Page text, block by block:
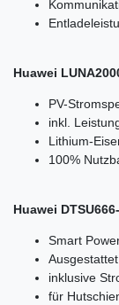
Huawei
PV-
inkl.
Lithium-
100%
Huawei
Smart
inklusive
für